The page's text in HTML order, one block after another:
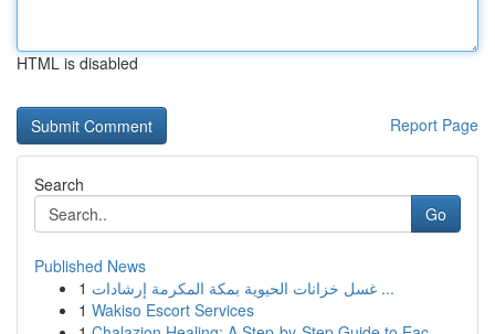
HTML is disabled
Report Page
Search
Go
Published News
1
غسل خزانات الحيوية بمكة المكرمة إرشادات ...
1 Wakiso Escort Services